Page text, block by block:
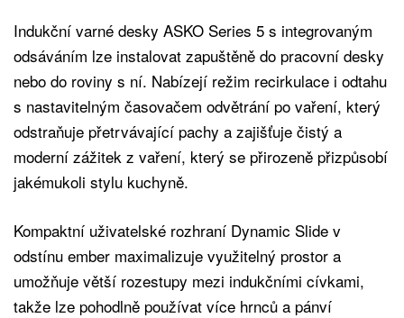
Indukční varné desky ASKO Series 5 s integrovaným
odsáváním lze instalovat zapuštěně do pracovní desky
nebo do roviny s ní. Nabízejí režim recirkulace i odtahu
s nastavitelným časovačem odvětrání po vaření, který
odstraňuje přetrvávající pachy a zajišťuje čistý a
moderní zážitek z vaření, který se přirozeně přizpůsobí
jakémukoli stylu kuchyně.
Kompaktní uživatelské rozhraní Dynamic Slide v
odstínu ember maximalizuje využitelný prostor a
umožňuje větší rozestupy mezi indukčními cívkami,
takže lze pohodlně používat více hrnců a pánví